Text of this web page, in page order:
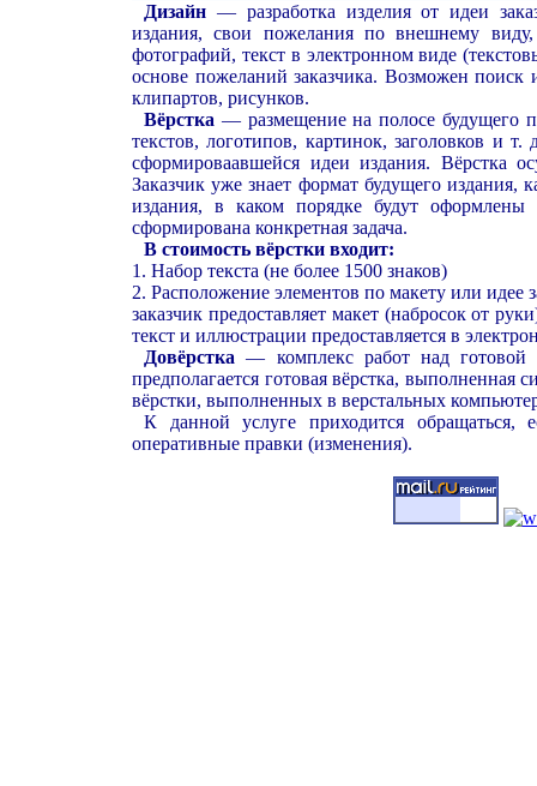
Дизайн — разработка изделия от идеи
издания, свои пожелания по внешнему
фотографий, текст в электронном виде
основе пожеланий заказчика. Возможен
клипартов, рисунков.
Вёрстка — размещение на полосе будущего
текстов, логотипов, картинок, заголовков и
сформироваавшейся идеи издания. Вёрстка
Заказчик уже знает формат будущего издания,
издания, в каком порядке будут
сформирована конкретная задача.
В стоимость вёрстки входит:
1. Набор текста (не более 1500 знаков)
2. Расположение элементов по макету или идее
заказчик предоставляет макет (набросок от
текст и иллюстрации предоставляется в
Довёрстка— комплекс работ над готовой
предполагается готовая вёрстка, выполненная
вёрстки, выполненных в верстальных
К данной услуге приходится обращаться,
оперативные правки (изменения).